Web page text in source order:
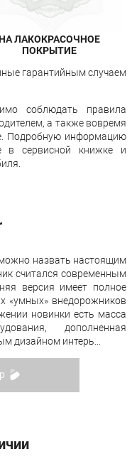
ЛАКОКРАСОЧНОЕ
ПОКРЫТИЕ
гарантийным случаем
соблюдать правила
а также вовремя
Подробную информацию
в сервисной книжке и
назвать настоящим
считался современным
версия имеет полное
«умных» внедорожников
новинки есть масса
дополненная
дизайном интерь...